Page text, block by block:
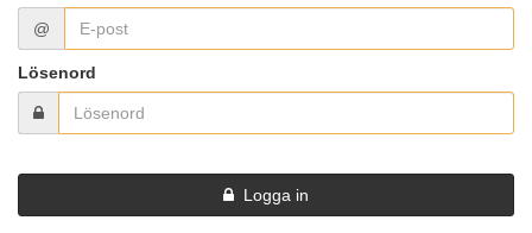
@
Lösenord
Logga in